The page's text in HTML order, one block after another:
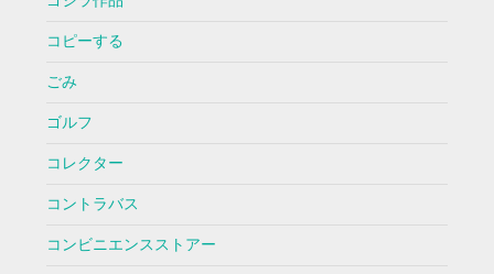
コピーする
ごみ
ゴルフ
コレクター
コントラバス
コンビニエンスストアー